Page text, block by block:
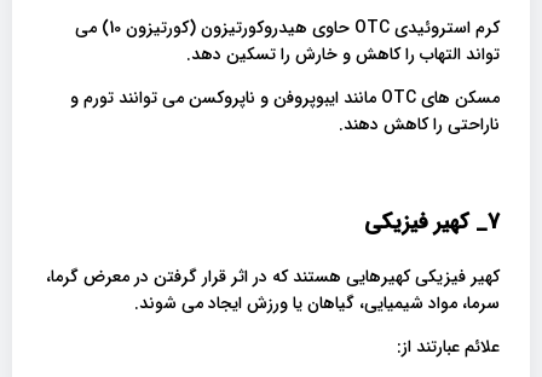
کرم استروئیدی OTC حاوی هیدروکورتیزون (کورتیزون 10) می
تواند التهاب را کاهش و خارش را تسکین دهد.
مسکن های OTC مانند ایبوپروفن و ناپروکسن می توانند تورم و
ناراحتی را کاهش دهند.
7_ کهیر فیزیکی
کهیر فیزیکی کهیرهایی هستند که در اثر قرار گرفتن در معرض گرما،
سرما، مواد شیمیایی، گیاهان یا ورزش ایجاد می شوند.
علائم عبارتند از: